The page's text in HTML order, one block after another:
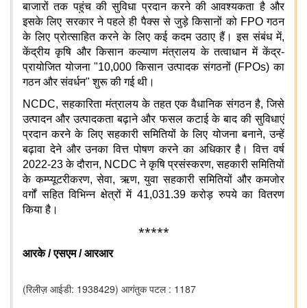
बाजारों तक पहुंच की सुविधा प्रदान करने की आवश्यकता है और
इसके लिए सरकार ने पहले ही पैक्स से जुड़े किसानों को FPO गठन
के लिए प्रोत्साहित करने के लिए कई कदम उठाए हैं। इस संबंध में,
केंद्रीय कृषि और किसान कल्याण मंत्रालय के तत्वाधान में केंद्र-
प्रायोजित योजना "10,000 किसान उत्पादक संगठनों (FPOs) का
गठन और संवर्धन" शुरू की गई थी।
NCDC, सहकारिता मंत्रालय के तहत एक वैधानिक संगठन है, जिसे
उत्पादन और उत्पादकता बढ़ाने और फसल कटाई के बाद की सुविधाएं
प्रदान करने के लिए सहकारी समितियों के लिए योजना बनाने, उन्हें
बढ़ावा देने और उनका वित्त पोषण करने का अधिकार है। वित्त वर्ष
2022-23 के दौरान, NCDC ने कृषि प्रसंस्करण, सहकारी समितियों
के कम्प्यूटरीकरण, सेवा, ऋण, युवा सहकारी समितियों और कमजोर
वर्गों सहित विभिन्न क्षेत्रों में 41,031.39 करोड़ रुपये का वितरण
किया है।
*****
आरके/एसएम/आरआर
(रिलीज़ आईडी: 1938429) आगंतुक पटल : 1187